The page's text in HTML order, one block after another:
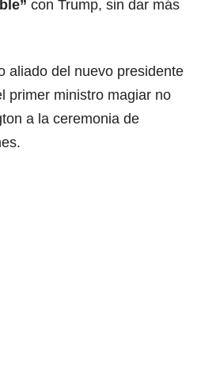
con Trump, sin dar más
aliado del nuevo presidente
primer ministro magiar no
a la ceremonia de